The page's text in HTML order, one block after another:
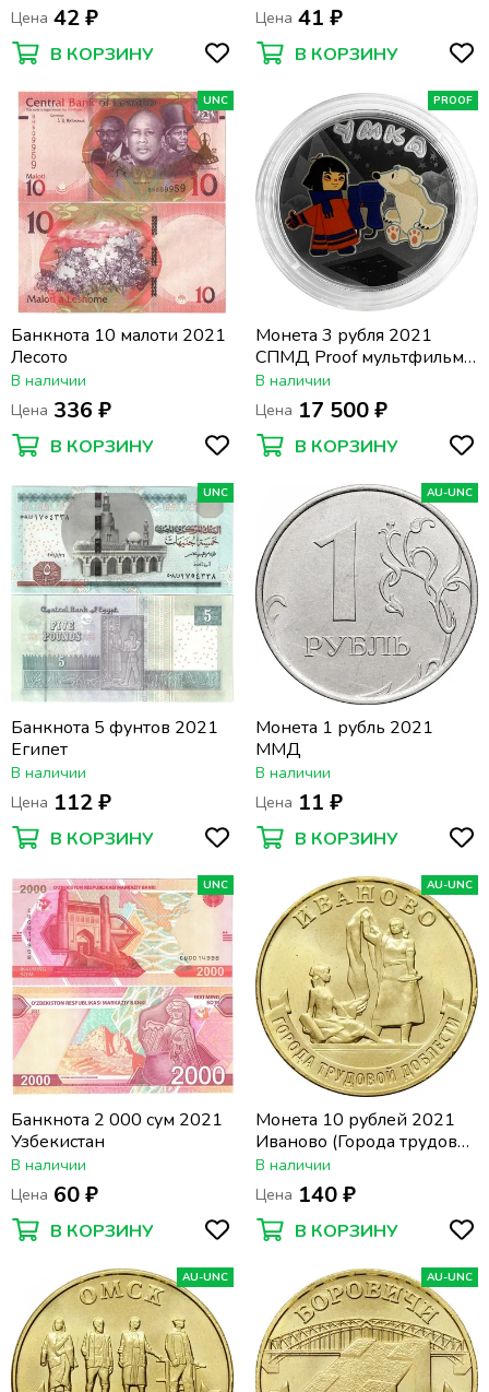
Цена 42 ₽
В КОРЗИНУ
Цена 41 ₽
В КОРЗИНУ
UNC
Банкнота 10 малоти 2021
Лесото
В наличии
Цена 336 ₽
В КОРЗИНУ
PROOF
Монета 3 рубля 2021
СПМД Proof мультфильм
«Умка»
В наличии
Цена 17 500 ₽
В КОРЗИНУ
UNC
Банкнота 5 фунтов 2021
Египет
В наличии
Цена 112 ₽
В КОРЗИНУ
AU-UNC
Монета 1 рубль 2021
ММД
В наличии
Цена 11 ₽
В КОРЗИНУ
UNC
Банкнота 2 000 сум 2021
Узбекистан
В наличии
Цена 60 ₽
В КОРЗИНУ
AU-UNC
Монета 10 рублей 2021
Иваново (Города трудовой
доблести)
В наличии
Цена 140 ₽
В КОРЗИНУ
AU-UNC AU-UNC